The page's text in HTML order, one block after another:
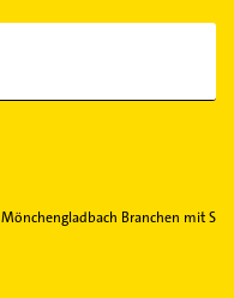
Mönchengladbach Branchen mit S